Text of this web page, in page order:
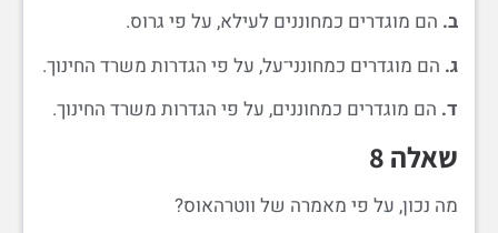
ב. הם מוגדרים כמחוננים לעילא, על פי גרוס.
ג. הם מוגדרים כמחונני־על, על פי הגדרות משרד החינוך.
ד. הם מוגדרים כמחוננים, על פי הגדרות משרד החינוך.
שאלה 8
מה נכון, על פי מאמרה של ווטרהאוס?